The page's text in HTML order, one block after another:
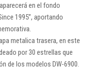
en el fondo
1995”, aportando
metalica trasera, en este
por 30 estrellas que
de los modelos DW-6900.